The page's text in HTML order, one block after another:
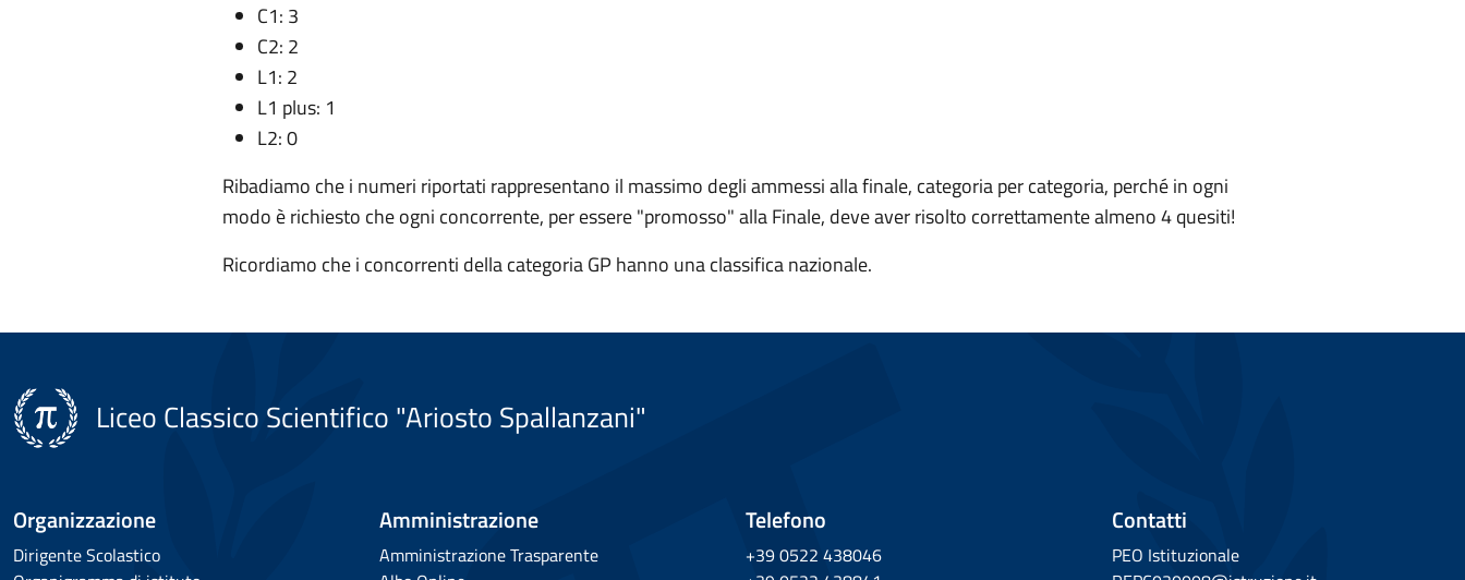
C1: 3
C2: 2
L1: 2
L1 plus: 1
L2: 0
Ribadiamo che i numeri riportati rappresentano il massimo degli ammessi alla finale, categoria per categoria, perché in ogni
modo è richiesto che ogni concorrente, per essere "promosso" alla Finale, deve aver risolto correttamente almeno 4 quesiti!
Ricordiamo che i concorrenti della categoria GP hanno una classifica nazionale.
Liceo Classico Scientifico "Ariosto Spallanzani"
Organizzazione
Dirigente Scolastico
Amministrazione
Amministrazione Trasparente
Telefono
+39 0522 438046
Contatti
PEO Istituzionale